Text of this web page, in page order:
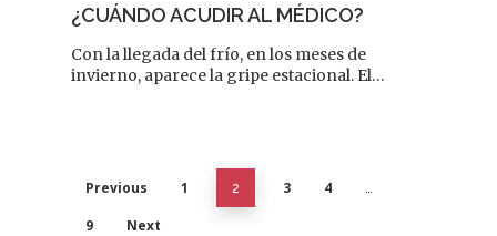
¿CUÁNDO ACUDIR AL MÉDICO?
Con la llegada del frío, en los meses de
invierno, aparece la gripe estacional. El…
Previous 1 2 3 4 …
9 Next